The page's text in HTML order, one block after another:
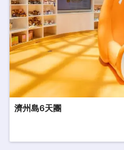
濟州島6天團